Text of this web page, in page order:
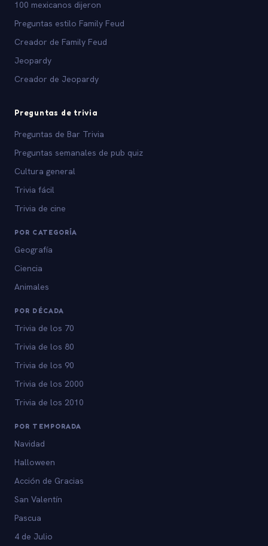
100 mexicanos dijeron
Preguntas estilo Family Feud
Creador de Family Feud
Jeopardy
Creador de Jeopardy
Preguntas de trivia
Preguntas de Bar Trivia
Preguntas semanales de pub quiz
Cultura general
Trivia fácil
Trivia de cine
POR CATEGORÍA
Geografía
Ciencia
Animales
POR DÉCADA
Trivia de los 70
Trivia de los 80
Trivia de los 90
Trivia de los 2000
Trivia de los 2010
POR TEMPORADA
Navidad
Halloween
Acción de Gracias
San Valentín
Pascua
4 de Julio